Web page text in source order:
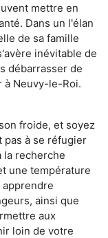
mettre en
Dans un l'élan
de sa famille
inévitable de
débarrasser de
Neuvy-le-Roi.
froide, et soyez
à se réfugier
la recherche
une température
ainsi que
aux
loin de votre